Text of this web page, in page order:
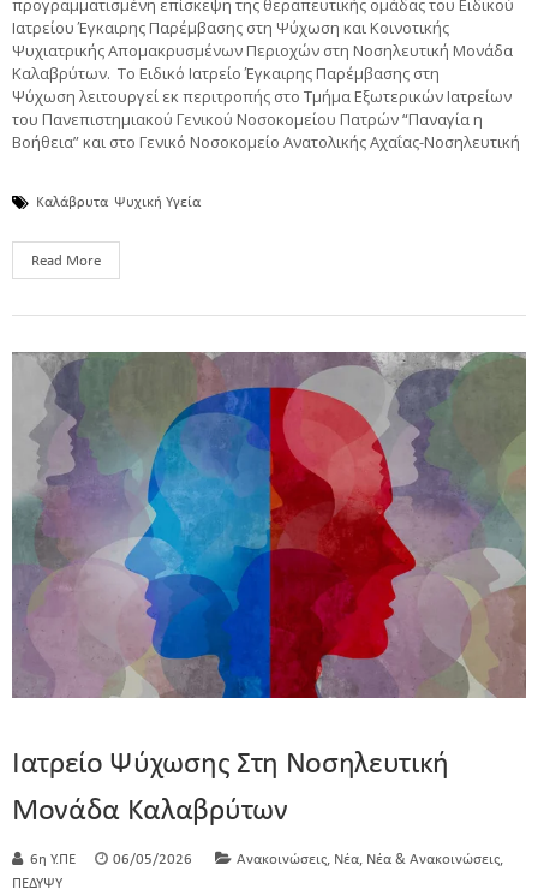
Ιατρείου Έγκαιρης Παρέμβασης στη Ψύχωση και Κοινοτικής
Ψυχιατρικής Απομακρυσμένων Περιοχών στη Νοσηλευτική Μονάδα
Καλαβρύτων. Το Ειδικό Ιατρείο Έγκαιρης Παρέμβασης στη
Ψύχωση λειτουργεί εκ περιτροπής στο Τμήμα Εξωτερικών Ιατρείων
του Πανεπιστημιακού Γενικού Νοσοκομείου Πατρών “Παναγία η
Βοήθεια” και στο Γενικό Νοσοκομείο Ανατολικής Αχαΐας-Νοσηλευτική
Καλάβρυτα Ψυχική Υγεία
Read More
Ιατρείο Ψύχωσης Στη Νοσηλευτική
Μονάδα Καλαβρύτων
6η Υ.ΠΕ 06/05/2026 Ανακοινώσεις, Νέα, Νέα & Ανακοινώσεις,
ΠΕΔΥΨΥ